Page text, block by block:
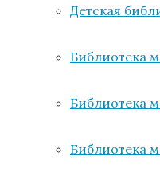
Детская
Библиотека
Библиотека
Библиотека